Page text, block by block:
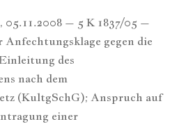
05.11.2008 – 5 K 1837/05 –
gegen die
des
nach dem
(KultgSchG); Anspruch auf
einer